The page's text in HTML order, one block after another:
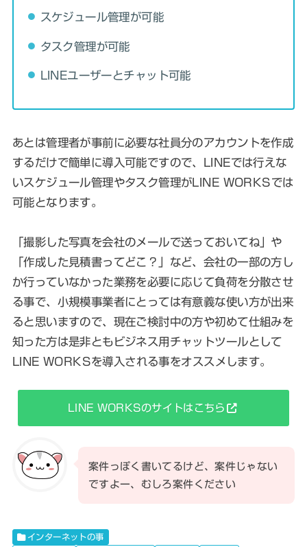
スケジュール管理が可能
タスク管理が可能
LINEユーザーとチャット可能
あとは管理者が事前に必要な社員分のアカウントを作成
するだけで簡単に導入可能ですので、LINEでは行えな
いスケジュール管理やタスク管理がLINE WORKSでは
可能となります。
「撮影した写真を会社のメールで送っておいてね」や
「作成した見積書ってどこ？」など、会社の一部の方し
か行っていなかった業務を必要に応じて負荷を分散させ
る事で、小規模事業者にとっては有意義な使い方が出来
ると思いますので、現在ご検討中の方や初めて仕組みを
知った方は是非ともビジネス用チャットツールとして
LINE WORKSを導入される事をオススメします。
LINE WORKSのサイトはこちら
案件っぽく書いてるけど、案件じゃない
ですよー、むしろ案件ください
インターネットの事